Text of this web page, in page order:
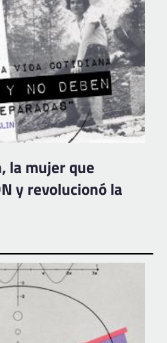
la mujer que
y revolucionó la